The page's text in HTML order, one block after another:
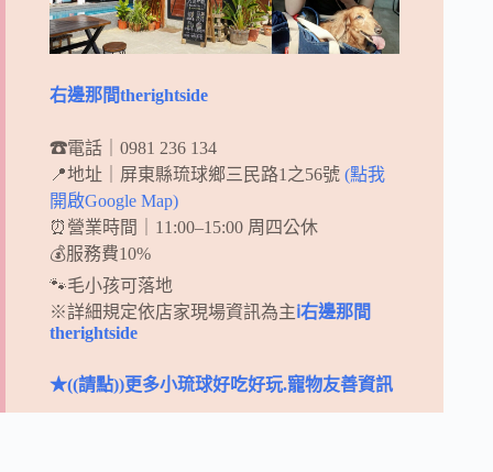
右邊那間therightside
☎電話｜0981 236 134
📍地址｜屏東縣琉球鄉三民路1之56號 (點我
開啟Google Map)
⏰營業時間｜11:00–15:00 周四公休
💰服務費10%
🐾毛小孩可落地
※詳細規定依店家現場資訊為主ℹ右邊那間
therightside
★((請點))更多小琉球好吃好玩.寵物友善資訊